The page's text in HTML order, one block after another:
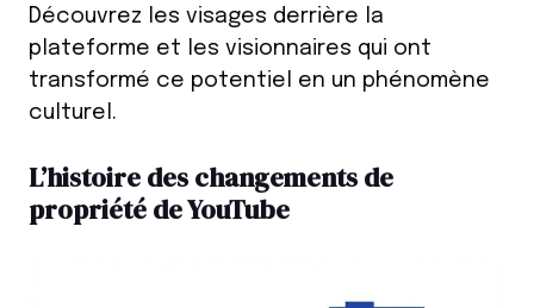
Découvrez les visages derrière la
plateforme et les visionnaires qui ont
transformé ce potentiel en un phénomène
culturel.
L’histoire des changements de
propriété de YouTube